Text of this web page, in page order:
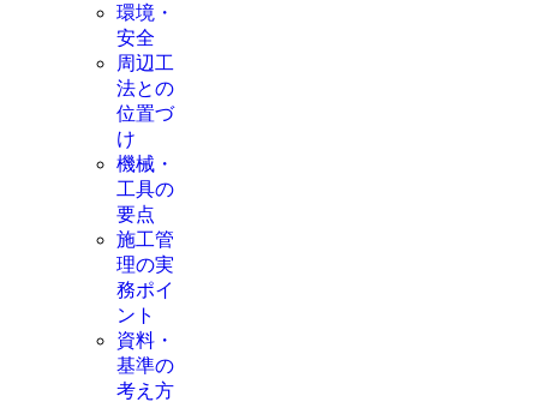
環境・
安全
周辺工
法との
位置づ
け
機械・
工具の
要点
施工管
理の実
務ポイ
ント
資料・
基準の
考え方